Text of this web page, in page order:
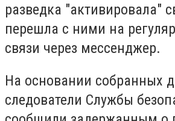
разведка "активировала"
перешла с ними на
связи через мессенджер.
На основании собранных
следователи Службы